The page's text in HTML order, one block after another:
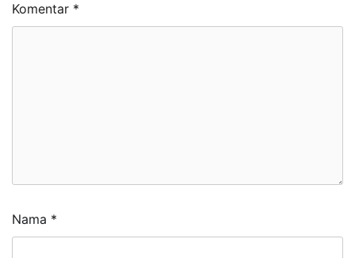
Komentar *
Nama *